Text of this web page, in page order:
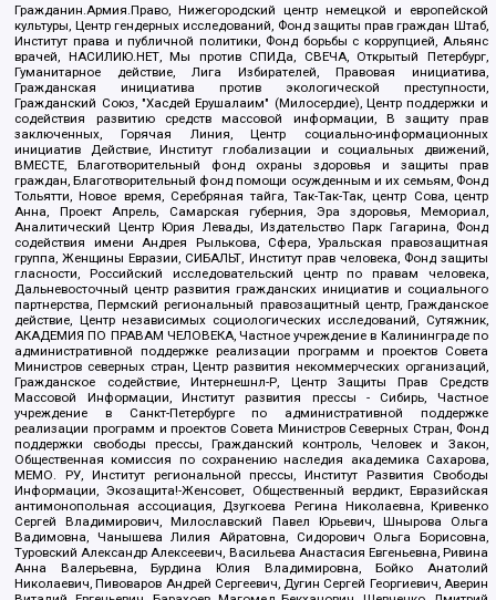
Гражданин.Армия.Право, Нижегородский центр немецкой и европейской
культуры, Центр гендерных исследований, Фонд защиты прав граждан Штаб,
Институт права и публичной политики, Фонд борьбы с коррупцией, Альянс
врачей, НАСИЛИЮ.НЕТ, Мы против СПИДа, СВЕЧА, Открытый Петербург,
Гуманитарное действие, Лига Избирателей, Правовая инициатива,
Гражданская инициатива против экологической преступности,
Гражданский Союз, "Хасдей Ерушалаим" (Милосердие), Центр поддержки и
содействия развитию средств массовой информации, В защиту прав
заключенных, Горячая Линия, Центр социально-информационных
инициатив Действие, Институт глобализации и социальных движений,
ВМЕСТЕ, Благотворительный фонд охраны здоровья и защиты прав
граждан, Благотворительный фонд помощи осужденным и их семьям, Фонд
Тольятти, Новое время, Серебряная тайга, Так-Так-Так, центр Сова, центр
Анна, Проект Апрель, Самарская губерния, Эра здоровья, Мемориал,
Аналитический Центр Юрия Левады, Издательство Парк Гагарина, Фонд
содействия имени Андрея Рылькова, Сфера, Уральская правозащитная
группа, Женщины Евразии, СИБАЛЬТ, Институт прав человека, Фонд защиты
гласности, Российский исследовательский центр по правам человека,
Дальневосточный центр развития гражданских инициатив и социального
партнерства, Пермский региональный правозащитный центр, Гражданское
действие, Центр независимых социологических исследований, Сутяжник,
АКАДЕМИЯ ПО ПРАВАМ ЧЕЛОВЕКА, Частное учреждение в Калининграде по
административной поддержке реализации программ и проектов Совета
Министров северных стран, Центр развития некоммерческих организаций,
Гражданское содействие, Интернешнл-Р, Центр Защиты Прав Средств
Массовой Информации, Институт развития прессы - Сибирь, Частное
учреждение в Санкт-Петербурге по административной поддержке
реализации программ и проектов Совета Министров Северных Стран, Фонд
поддержки свободы прессы, Гражданский контроль, Человек и Закон,
Общественная комиссия по сохранению наследия академика Сахарова,
МЕМО. РУ, Институт региональной прессы, Институт Развития Свободы
Информации, Экозащита!-Женсовет, Общественный вердикт, Евразийская
антимонопольная ассоциация, Дзугкоева Регина Николаевна, Кривенко
Сергей Владимирович, Милославский Павел Юрьевич, Шнырова Ольга
Вадимовна, Чанышева Лилия Айратовна, Сидорович Ольга Борисовна,
Туровский Александр Алексеевич, Васильева Анастасия Евгеньевна, Ривина
Анна Валерьевна, Бурдина Юлия Владимировна, Бойко Анатолий
Николаевич, Пивоваров Андрей Сергеевич, Дугин Сергей Георгиевич, Аверин